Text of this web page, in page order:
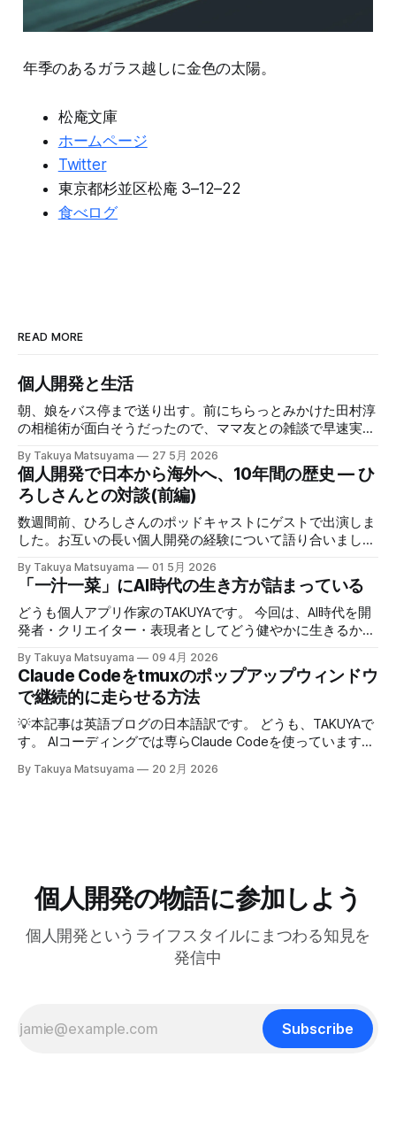
年季のあるガラス越しに金色の太陽。
松庵文庫
ホームページ
Twitter
東京都杉並区松庵 3–12–22
食べログ
READ MORE
個人開発と生活
朝、娘をバス停まで送り出す。前にちらっとみかけた田村淳
の相槌術が面白そうだったので、ママ友との雑談で早速実践
で癖になっている批判的思考を完全オフにし、相槌に全神経
を注ぐ、というものだ。「へぇ」「うん」「うーん」「なる
ほど〜」と、相手の話にどんなバリエーションで返そうかと
いう所に集中する。騙されたと思って試してみて欲しいんだ
が、このお陰で相手の話がよく理解できて、自然なフォロー
アップの質問やリアクションが浮かぶようになる。こちらか
ら頑張って面白い話をひねり出す必要が無いので、気が楽に
なった。話の結論も何もいらなくて、「そうなんですね」
「いいですね」「ほんじゃお疲れ様です〜」みたいな感じで
締めくくる。反応に困ったらとりあえず「いいですね」まじ
で便利！男相手の会話でも有効。インタビューにも応用が利
きそうだ。 天気が悪くてだるいので、やる気が出るまで部
屋でレシートの撮影などの単純作業をして過ごした。レシー
トを撮ったら事務代行さんに投げる。そのうちAIに代替させ
ーラムをチェックしたら、
By Takuya Matsuyama 27 5月 2026
個人開発で日本から海外へ、10年間の歴史 — ひ
ろしさんとの対談(前編)
数週間前、ひろしさんのポッドキャストにゲストで出演しま
した。お互いの長い個人開発の経験について語り合いまし
き起こしが出来たので、こちらに掲載します。お楽しみくだ
さい。 ※ギアアイコンをクリックして、音声と字幕を日本語
に変更できます。 00:00 イントロ:TAKUYAさんようこそ
01:32 TAKUYAさんの自己紹介:WalknoteからInkdropまで
がフリーランス案件につながった 09:17 Inkdropで食えるよ
うになるまで 12:15 なぜ最初から海外市場を狙ったのか
14:54 AI登場前、英語コピーに苦戦した話 16:18 AIバイブコ
ーディング時代をどう見ているか 17:24 全てのコードを一行
ずつレビューする使い方 21:06 AIは新幹線:速さの先にあるも
の 25:53 AI時代に「感性」が大事になる 27:
By Takuya Matsuyama 01 5月 2026
「一汁一菜」にAI時代の生き方が詰まっている
どうも個人アプリ作家のTAKUYAです。 今回は、AI時代を開
発者・クリエイター・表現者としてどう健やかに生きるか、
の「健やかに生きる」とは、心身の健康を保ちながら、もの
づくりを楽しみ続けるという意味です。 読者の中にも、最
近のAIの急速な進化の中でどう生き残り、さらに活躍してい
くかを悩んでいる方は多いのではないでしょうか。正直、す
べてに対する正解はわかりません。未来を正確に予測できる
人はいないからです。 でも自分は、ソフトウェア寄りのア
ーティストとして生きる上で大事なのは、「戦略」や「堀
菜でよいという提案」 を読んで、日々のリズムを健やかに
保つためのヒントがたくさん詰まっていると感じまし
By Takuya Matsuyama 09 4月 2026
Claude Codeをtmuxのポップアップウィンドウ
で継続的に走らせる方法
💡本記事は英語ブログの日本語訳です。 どうも、TAKUYAで
す。 AIコーディングでは専らClaude Codeを使っています。
いたのですが、幅が狭すぎてメッセージやdiffがまともに表
す。 この記事では、それを実現するためのtmuxの設定方法
を紹介します。 動画で見る(英語): ポップアップウィンドウ
ドを使うとポップアップウィンドウを表示でき、ちょっとし
たツールにすぐアクセスするのに便利です。 僕はlazygitで
By Takuya Matsuyama 20 2月 2026
個人開発の物語に参加しよう
個人開発というライフスタイルにまつわる知見を
発信中
Subscribe